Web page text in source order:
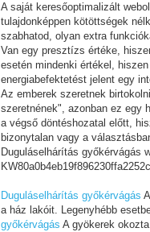
A saját keresőoptimalizált
tulajdonképpen kötöttségek
szabhatod, olyan extra
Van egy presztízs értéke,
esetén mindenki értékel,
energiabefektetést jelent egy
Az emberek szeretnek
szeretnének", azonban ez egy
a végső döntéshozatal előtt,
bizonytalan vagy a
Duguláselhárítás győkérvágás
Duguláselhárítás győkérvágás
a ház lakóit. Legenyhébb
győkérvágás A gyökerek